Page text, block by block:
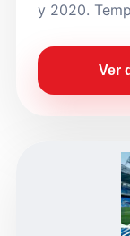
y 2020.
Ver